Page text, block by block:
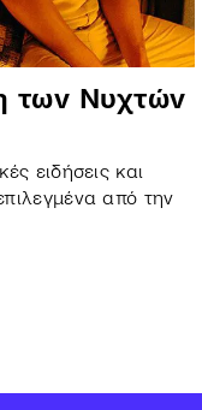
των Νυχτών
ειδήσεις και
από την